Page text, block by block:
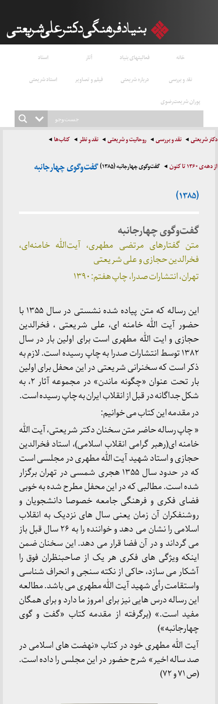
خانه فعالیتهای بنیاد آثار
اسناد
نقد و بررسی
درباره شریعتی فیلم و تصاویر
استاد شریعتی
پوران شریعت‌رضوی
دکتر شریعتی نقد و بررسی روحانیت و شریعتی نقد و نظر کتاب‌ها
از دهه‌ی ۱۳۶۰ تا کنون گفت‌وگوی چهارجانبه (۱۳۸۵)
گفت‌وگوی چهارجانبه
(۱۳۸۵)
گفت‌وگوی چهارجانبه
متن گفتارهای مرتضی مطهری، آیت‌الله خامنه‌ای،
فخرالدین حجازی و علی شریعتی
تهران، انتشارات صدرا، چاپ هفتم: ۱۳۹۰
این رساله که متن پیاده شده نشستی در سال ۱۳۵۵ با
حضور آیت الله خامنه ای، علی شریعتی ، فخرالدین
حجازی و ایت الله مطهری است برای اولین بار در سال
۱۳۸۲ توسط انتشارات صدرا به چاپ رسیده است. لازم به
ذکر است که سخنرانی شریعتی در این محفل برای اولین
بار تحت عنوان «چگونه ماندن» در مجموعه آثار ۲، به
شکل جداگانه در قبل از انقلاب ایران به چاپ رسیده است.
در مقدمه این کتاب می خوانیم:
« چاپ رساله حاضر متن سخنان دکتر شریعتی، آیت الله
خامنه ای(رهبر گرامی انقلاب اسلامی)، استاد فخرالدین
حجازی و استاد شهید آیت الله مطهری در مجلسی است
که در حدود سال ۱۳۵۵ هجری شمسی در تهران برگزار
شده است. مطالبی که در این محفل مطرح شده به خوبی
فضای فکری و فرهنگی جامعه خصوصا دانشجویان و
روشنفکران آن زمان یعنی سال های نزدیک به انقلاب
اسلامی را نشان می دهد و خواننده را به ۲۶ سال قبل باز
می گرداند و در آن فضا قرار می دهد. این سخنان ضمن
اینکه ویژگی های فکری هر یک از صاحبنظران فوق را
آشکار می سازد، حاکی از نکته سنجی و انحراف شناسی
واستقامت رأی شهید آیت الله مطهری می باشد. مطالعه
این رساله درس هایی نیز برای امروز ما دارد و برای همگان
مفید است.» (برگرفته از مقدمه کتاب «گفت و گوی
چهارجانبه»)
آیت الله مطهری خود در کتاب «نهضت های اسلامی در
صد ساله اخیر» شرح حضور در این مجلس را داده است.
(ص ۷۱ و ۷۲)